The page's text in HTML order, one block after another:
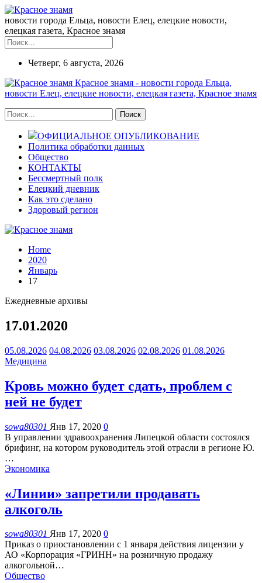
новости города Ельца, новости Елец, елецкие новости,
елецкая газета, Красное знамя
Четверг, 6 августа, 2026
Красное знамя - новости города Ельца,
новости Елец, елецкие новости, елецкая газета, Красное знамя
ОФИЦИАЛЬНОЕ ОПУБЛИКОВАНИЕ
Политика обработки данных
Общество
КОНТАКТЫ
Бессмертный полк
Елецкий дневник
Как это сделано
Здоровый регион
Home
2020
Январь
17
Ежедневные архивы
17.01.2020
05.08.2026 04.08.2026 03.08.2026 02.08.2026 01.08.2026
Медицина
Кровь можно будет сдать, проблем с
ней не будет
sowa80301 Янв 17, 2020 0
В управлении здравоохранения Липецкой области состоялся
брифинг, на котором руководитель этой отрасли в регионе Ю.
…
Экономика
«Линии» запретили продавать
алкоголь
sowa80301 Янв 17, 2020 0
Приказ о приостановлении с 1 января действия лицензии у
АО «Корпорация «ГРИНН» на розничную продажу
алкогольной…
Общество